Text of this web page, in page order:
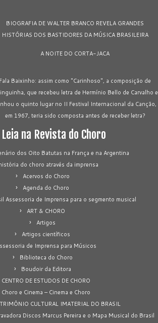
BIOGRAFIA DE WALTER BRANCO REVELA GRANDES
HISTÓRIAS DOS BASTIDORES DA MÚSICA BRASILEIRA
A NOITE DO CORTA-JACA
Fala Baixinho: assim como "Carinhoso", a composição de
que recebeu letra de Hermínio Bello de Carvalho e
o quinto lugar no II Festival Internacional da Canção,
em 1967, teria sido composta antes de receber letra?
Leia na Revista do Choro
dos Oito Batutas na França e na Argentina
do choro através da imprensa
Acervos do Choro
Agenda do Choro
Assessoria de Imprensa para o segmento musical
ART & CHORO
Artigos
Artigos científicos
de Imprensa para Músicos
Biblioteca do Choro
Boudoir da Editora
CENTRO DE ESTUDOS DE CHORO
Choro e Cinema – Cinema e Choro
CULTURAL IMATERIAL DO BRASIL
Discos Marcus Pereira e o Mapa Musical do Brasil